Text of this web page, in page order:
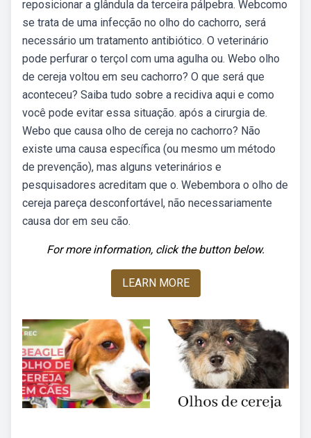
reposicionar a glândula da terceira pálpebra. Webcomo
se trata de uma infecção no olho do cachorro, será
necessário um tratamento antibiótico. O veterinário
pode perfurar o terçol com uma agulha ou. Webo olho
de cereja voltou em seu cachorro? O que será que
aconteceu? Saiba tudo sobre a recidiva aqui e como
você pode evitar essa situação. após a cirurgia de.
Webo que causa olho de cereja no cachorro? Não
existe uma causa específica (ou mesmo um método
de prevenção), mas alguns veterinários e
pesquisadores acreditam que o. Webembora o olho de
cereja pareça desconfortável, não necessariamente
causa dor em seu cão.
For more information, click the button below.
LEARN MORE